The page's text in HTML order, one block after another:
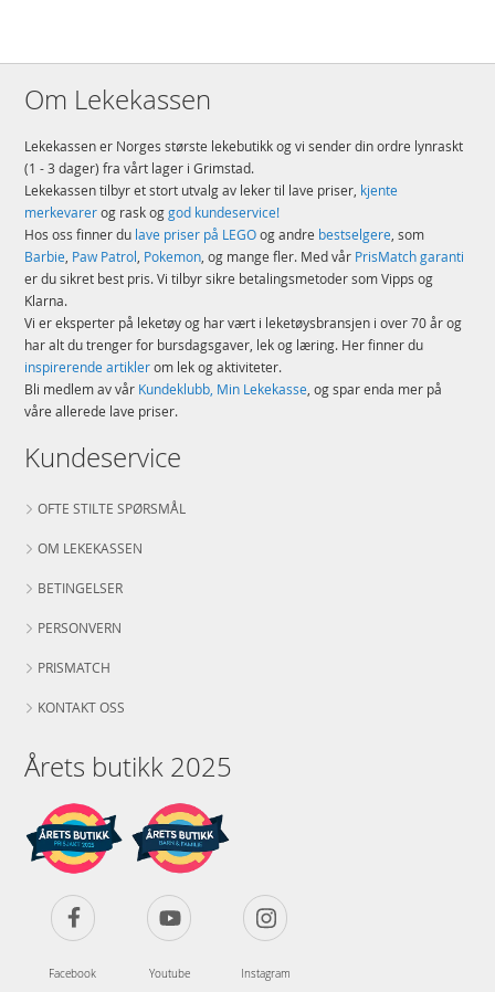
Om Lekekassen
Lekekassen er Norges største lekebutikk og vi sender din ordre lynraskt
(1 - 3 dager) fra vårt lager i Grimstad.
Lekekassen tilbyr et stort utvalg av leker til lave priser, kjente
merkevarerog rask oggod kundeservice!
Hos oss finner du lave priser på LEGOog andre bestselgere, som
Barbie, Paw Patrol, Pokemon, og mange fler. Med vår PrisMatch garanti
er du sikret best pris. Vi tilbyr sikre betalingsmetoder som Vipps og
Klarna.
Vi er eksperter på leketøy og har vært i leketøysbransjen i over 70 år og
har alt du trenger for bursdagsgaver, lek og læring. Her finner du
inspirerende artiklerom lek og aktiviteter.
Bli medlem av vår Kundeklubb, Min Lekekasse, og spar enda mer på
våre allerede lave priser.
Kundeservice
OFTE STILTE SPØRSMÅL
OM LEKEKASSEN
BETINGELSER
PERSONVERN
PRISMATCH
KONTAKT OSS
Årets butikk 2025
Facebook Youtube Instagram